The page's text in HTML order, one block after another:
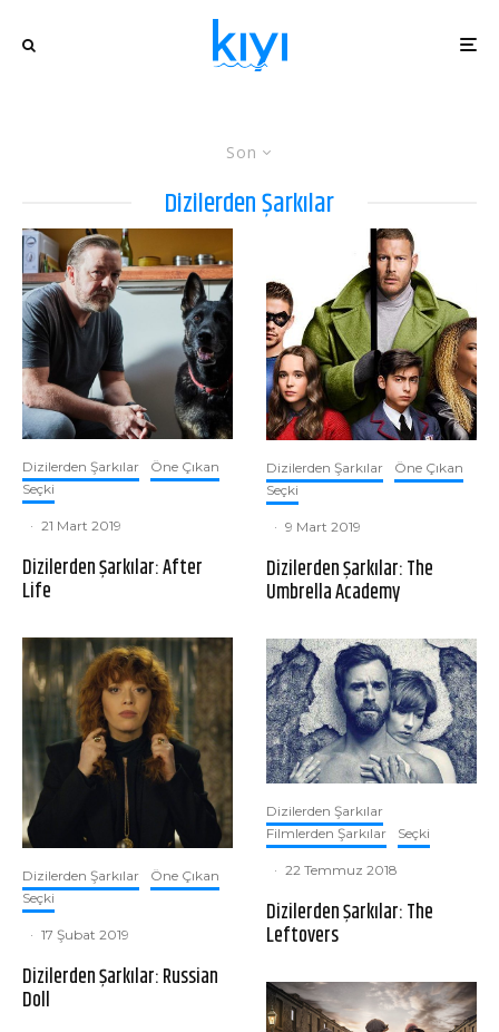
Son
Dizilerden Şarkılar
Dizilerden Şarkılar
Öne Çıkan
Seçki
· 21 Mart 2019
Dizilerden Şarkılar: After
Life
Dizilerden Şarkılar
Öne Çıkan
Seçki
· 17 Şubat 2019
Dizilerden Şarkılar: Russian
Doll
Dizilerden Şarkılar
Öne Çıkan
Seçki
· 9 Mart 2019
Dizilerden Şarkılar: The
Umbrella Academy
Dizilerden Şarkılar
Filmlerden Şarkılar
Seçki
· 22 Temmuz 2018
Dizilerden Şarkılar: The
Leftovers